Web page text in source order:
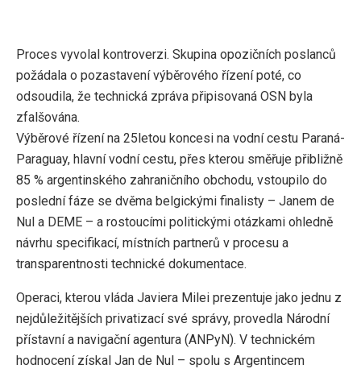
Proces vyvolal kontroverzi. Skupina opozičních poslanců
požádala o pozastavení výběrového řízení poté, co
odsoudila, že technická zpráva připisovaná OSN byla
zfalšována.
Výběrové řízení na 25letou koncesi na vodní cestu Paraná-
Paraguay, hlavní vodní cestu, přes kterou směřuje přibližně
85 % argentinského zahraničního obchodu, vstoupilo do
poslední fáze se dvěma belgickými finalisty – Janem de
Nul a DEME – a rostoucími politickými otázkami ohledně
návrhu specifikací, místních partnerů v procesu a
transparentnosti technické dokumentace.
Operaci, kterou vláda Javiera Milei prezentuje jako jednu z
nejdůležitějších privatizací své správy, provedla Národní
přístavní a navigační agentura (ANPyN). V technickém
hodnocení získal Jan de Nul – spolu s Argentincem